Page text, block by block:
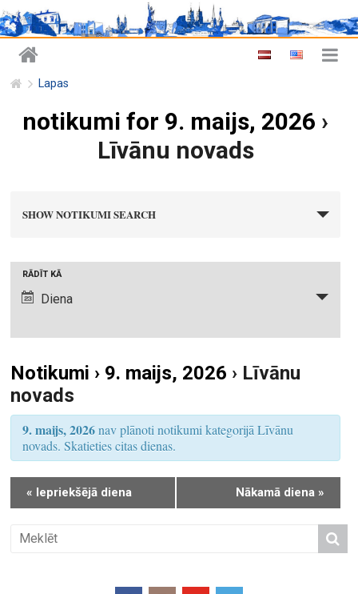
Lapas
notikumi for 9. maijs, 2026 ›
Līvānu novads
i
S
e
a
c
h
a
d
SHOW NOTIKUMI SEARCH
i
u
m
s
i
e
N
RĀDĪT KĀ
Diena
Notikumi › 9. maijs, 2026 › Līvānu
novads
9. maijs, 2026nav plānoti notikumi kategorijā Līvānu
novads. Skatieties citas dienas.
« Iepriekšējā diena Nākamā diena »